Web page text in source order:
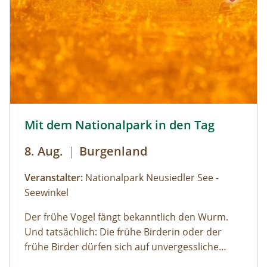
mit Blick über den Talschluss mit seinen
imposanten Felswänden, in denen sich Gämsen
tummeln. Der Rückweg erfolgt auf derselben
Strecke. zur Detailinformation
Mit dem Nationalpark in den Tag
8. Aug. | Burgenland
Veranstalter: Nationalpark Neusiedler See -
Seewinkel
Der frühe Vogel fängt bekanntlich den Wurm.
Und tatsächlich: Die frühe Birderin oder der
frühe Birder dürfen sich auf unvergessliche